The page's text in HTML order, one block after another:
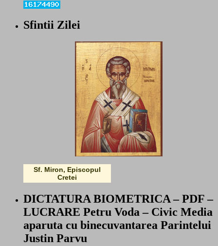
Sfintii Zilei
Sf. Miron, Episcopul
Cretei
DICTATURA BIOMETRICA – PDF –
LUCRARE Petru Voda – Civic Media
aparuta cu binecuvantarea Parintelui
Justin Parvu